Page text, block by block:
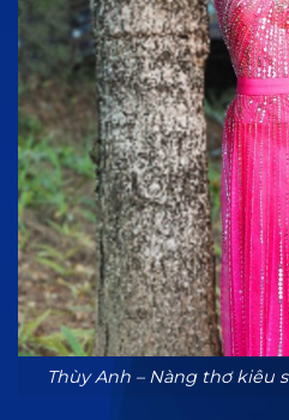
Thùy Anh – Nàng thơ kiêu